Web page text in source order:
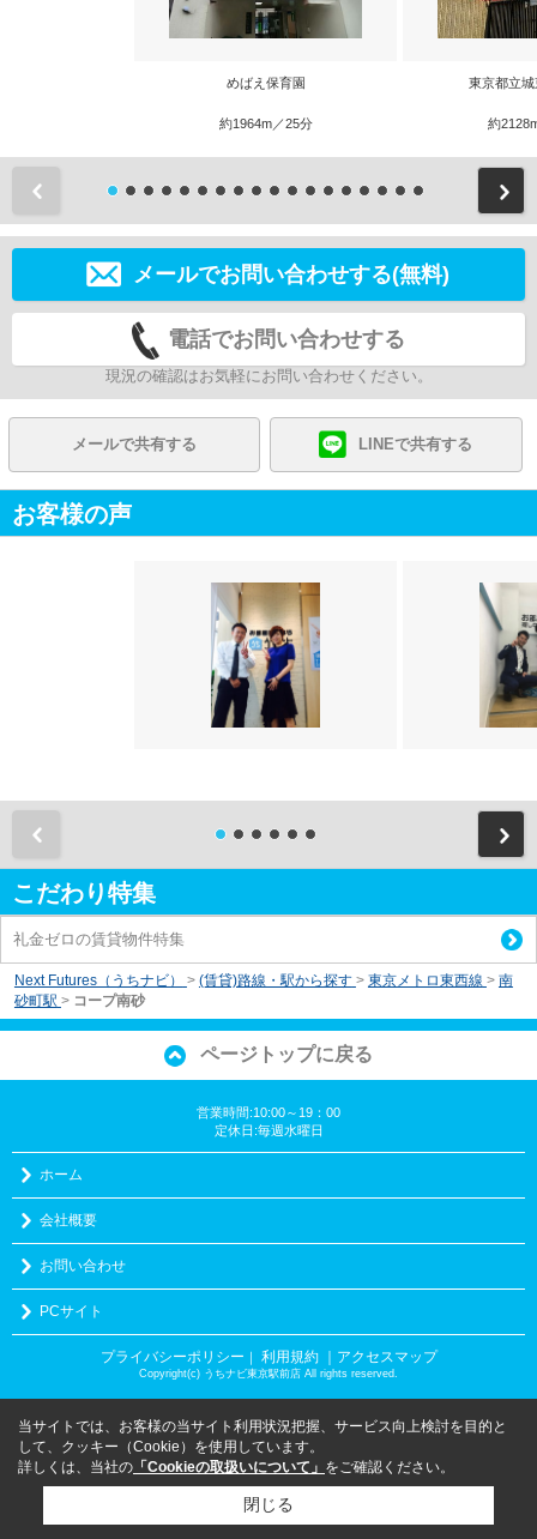
めばえ保育園
約1964m／25分
東京都立
約
メールでお問い合わせする(無料)
電話でお問い合わせする
現況の確認はお気軽にお問い合わせください。
メールで共有する LINEで共有する
お客様の声
こだわり特集
礼金ゼロの賃貸物件特集
Next Futures（うちナビ） > (賃貸)路線・駅から探す > 東京メトロ東西線 > 南
砂町駅 > コープ南砂
ページトップに戻る
営業時間:10:00～19：00
定休日:毎週水曜日
ホーム
会社概要
お問い合わせ
PCサイト
プライバシーポリシー 利用規約 ｜アクセスマップ
Copyright(c) うちナビ東京駅前店 All rights reserved.
当サイトでは、お客様の当サイト利用状況把握、サービス向上検討を目的と
して、クッキー（Cookie）を使用しています。
詳しくは、当社の 「Cookieの取扱いについて」 をご確認ください。
閉じる